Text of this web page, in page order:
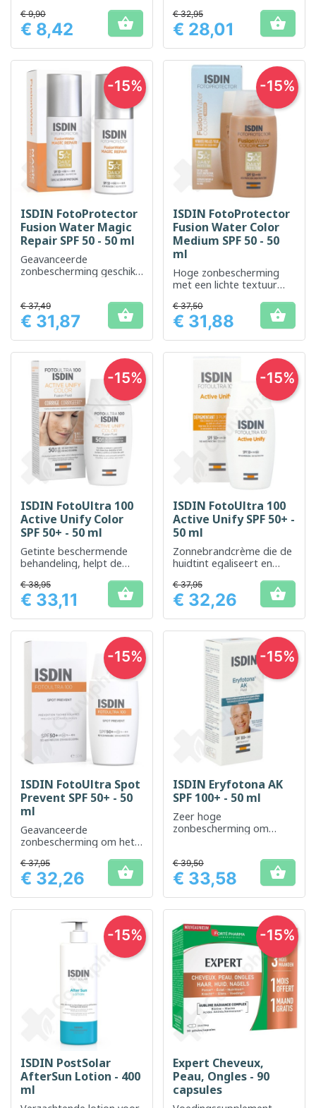
nagels
Prijs
€ 9,90
€ 8,42 
te ondersteunen
Prijs
€ 32,95
€ 28,01 
ISDIN FotoProtector
Fusion Water Magic
Repair SPF 50 - 50 ml
Geavanceerde
zonbescherming geschikt
Prijs
€ 37,49
€ 31,87 
-15%
ISDIN FotoProtector
Fusion Water Color
Medium SPF 50 - 50
ml
Hoge zonbescherming
met een lichte textuur
Prijs
€ 37,50
€ 31,88 
-15%
ISDIN FotoUltra 100
Active Unify Color
SPF 50+ - 50 ml
Getinte beschermende
behandeling, helpt de
beschermt effectief tegen
UV-straling.
Prijs
€ 38,95
€ 33,11 
-15%
ISDIN FotoUltra 100
Active Unify SPF 50+ -
50 ml
Zonnebrandcrème die de
huidtint egaliseert en
straling.
Prijs
€ 37,95
€ 32,26 
-15%
ISDIN FotoUltra Spot
Prevent SPF 50+ - 50
ml
Geavanceerde
zonbescherming om het
beschadigde
pigmentvlekken te
voorkomen.
Prijs
€ 37,95
€ 32,26 
-15%
ISDIN Eryfotona AK
SPF 100+ - 50 ml
Zeer hoge
zonbescherming om
Prijs
€ 39,50
€ 33,58 
-15%
ISDIN PostSolar
AfterSun Lotion - 400
ml
-15%
Expert Cheveux,
Peau, Ongles - 90
capsules
-15%